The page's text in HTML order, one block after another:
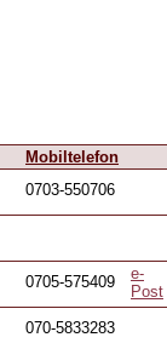
Mobiltelefon
0703-550706
0705-575409
e-
Post
070-5833283